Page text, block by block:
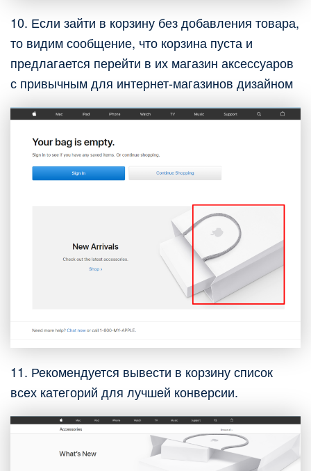
10. Если зайти в корзину без добавления товара,
то видим сообщение, что корзина пуста и
предлагается перейти в их магазин аксессуаров
с привычным для интернет-магазинов дизайном
11. Рекомендуется вывести в корзину список
всех категорий для лучшей конверсии.